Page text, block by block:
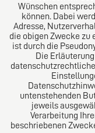
Das europäische
Wünschen
können. Dabei
Adresse,
die obigen Zwecke zu
ist durch die
Die
untenstehenden
jeweils
Verarbeitung
beschriebenen